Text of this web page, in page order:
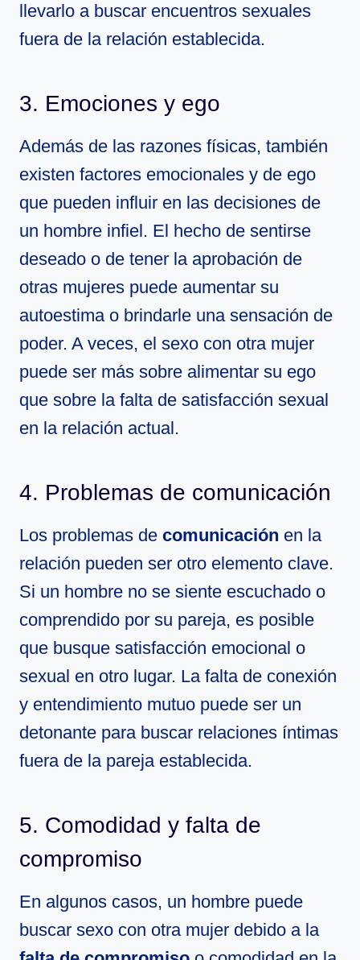
llevarlo a buscar encuentros sexuales
fuera de la relación establecida.
3. Emociones y ego
Además de las razones físicas, también
existen factores emocionales y de ego
que pueden influir en las decisiones de
un hombre infiel. El hecho de sentirse
deseado o de tener la aprobación de
otras mujeres puede aumentar su
autoestima o brindarle una sensación de
poder. A veces, el sexo con otra mujer
puede ser más sobre alimentar su ego
que sobre la falta de satisfacción sexual
en la relación actual.
4. Problemas de comunicación
Los problemas de comunicación en la
relación pueden ser otro elemento clave.
Si un hombre no se siente escuchado o
comprendido por su pareja, es posible
que busque satisfacción emocional o
sexual en otro lugar. La falta de conexión
y entendimiento mutuo puede ser un
detonante para buscar relaciones íntimas
fuera de la pareja establecida.
5. Comodidad y falta de
compromiso
En algunos casos, un hombre puede
buscar sexo con otra mujer debido a la